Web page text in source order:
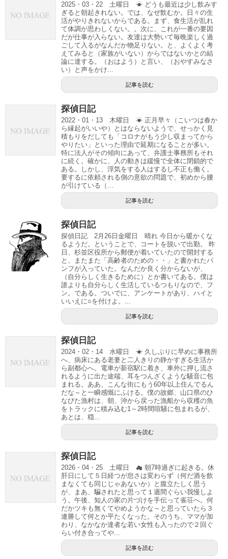
2025・03・22 土曜日 ☀ どうも最近は少し飲みす
ぎると朝起きれない。では、なぜ飲むか。日々の生
活がやりきれないからである。まず、食生活が乱れ
て体調が思わしくない。。次に、これが一番の要因
だが仕事が入らない。友達は大勢いて毎晩楽しく過
ごして入るがなんだか物足りない。と、よくよく考
えてみると（家族がいない）からではないかとの結
論に達する。（おはよう）と言い、（おやすみなさ
い）と声をかけ...
記事を読む
探偵日記
2022・01・13 木曜日 ☀ 正月早々（こいつは春か
ら縁起がいいや）とはならないようで、せっかく見
積もりをだしても「コロナがもう少し収まってから
やりたい」といった理由で延期になることが多い。
特に法人がその傾向にあって、弁護士事務所もそれ
に続く。確かに、人の動きは緩慢で全体に閉鎖的で
ある。しかし、浮気をする人はするし不正も働く。
要するに依頼される側の意欲の問題で、初めから腰
が引けている（...
記事を読む
探偵日記
探偵日記 2月26日金曜日 晴れ 今日から暖かくな
るようだ。ということで、コートを脱いで出勤。 昨
日、杉並区役所から郵便が着いていたので開封する
と、またまた「高齢者のための・・」と書かれたパ
ンフが入っていた。なんだか良く分からないが、
（自分らしく生きるために）とか書いてある。僕は
誰よりも自分らしく生活しているつもりなので、フ
ン。である。ついでに、アンケートがあり、ハイと
いいえに○を付けよ。...
記事を読む
探偵日記
2024・02・14 水曜日 ☀ 久しぶりに早めに事務所
へ、病床にある老妻と二人きりの静かすぎる生活か
ら副都心へ。電車が新宿駅に着き、車外に押し流さ
れるように出た途端、耳をつんざくような騒音に包
まれる。ああ、こんな街にもう60年以上住んでるん
だな～と一瞬感慨にふける。僕の故郷、山口県のひ
なびた漁村は、朝、沖から戻った漁船から収穫の魚
をトラックに積み込む1～2時間喧騒に包まれるが、
あとは、穏...
記事を読む
探偵日記
2026・04・25 土曜日 ☁ 朝7時過ぎに起きる。休
肝日にして５日経つが怠さは変わらず（何だ酒を飲
まなくても同じじゃあないか）と腹立たしく思う
が、まあ、騙されたと思って１週間ぐらい我慢しよ
う。午後、知人の家の片づけを手伝って雀荘へ。何
だかツキも無くてやめようかな～と思っていたら３
連勝して何とか平たくなった。そのうち、ママが加
わり、なかなか達者な若い女性も入ったので２回ぐ
らい付き合ってや...
記事を読む